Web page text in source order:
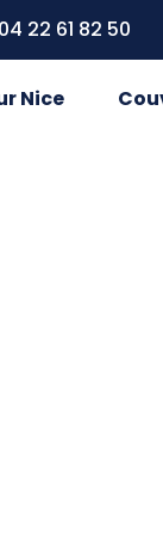
04 22 61 82 50
Nice